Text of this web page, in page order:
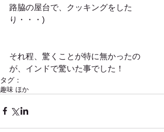
路脇の屋台で、クッキングをした
り・・・)
それ程、驚くことが特に無かったの
が、インドで驚いた事でした！
タグ：
趣味 ほか